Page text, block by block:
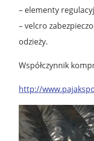
– elementy
– velcro
odzieży.
Współczynnik
http://